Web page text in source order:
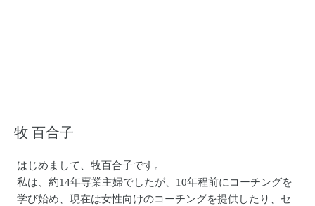
牧 百合子
はじめまして、牧百合子です。
私は、約14年専業主婦でしたが、10年程前にコーチングを
学び始め、現在は女性向けのコーチングを提供したり、セ